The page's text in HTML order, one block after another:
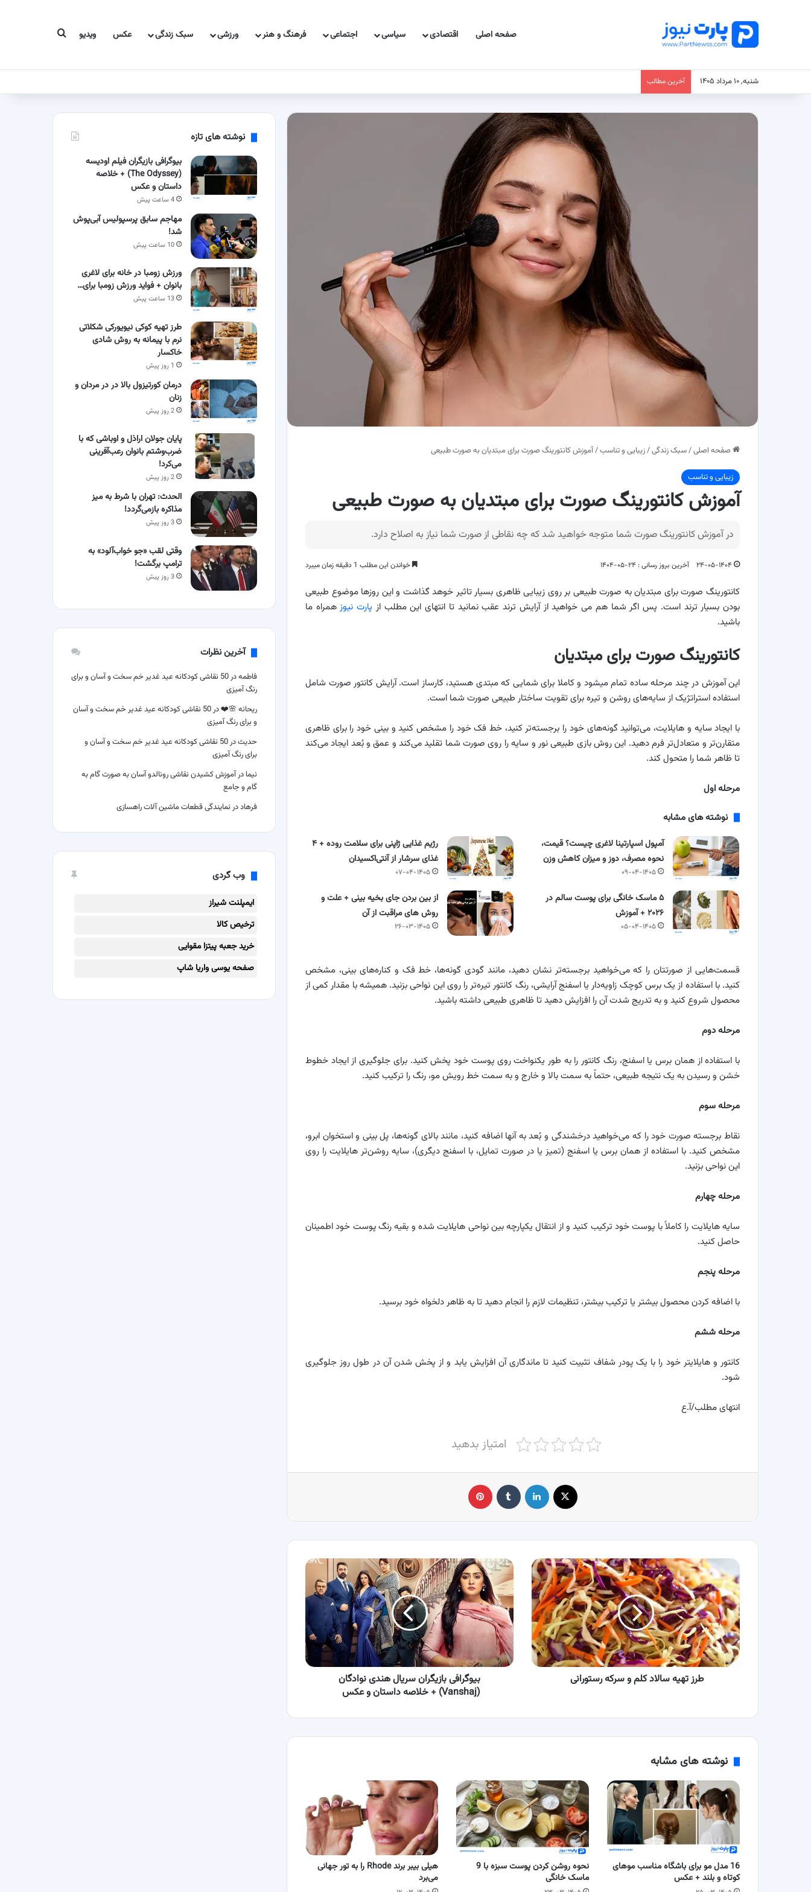
صفحه اصلی اقتصادی سیاسی اجتماعی فرهنگ و هنر ورزشی سبک زندگی عکس ویدیو جستجو برای
شنبه, ۱۰ مرداد ۱۴۰۵ آخرین مطالب
صفحه اصلی/سبک زندگی/زیبایی و تناسب/آموزش کانتورینگ صورت برای مبتدیان به صورت طبیعی
زیبایی و تناسب
آموزش کانتورینگ صورت برای مبتدیان به صورت طبیعی
در آموزش کانتورینگ صورت شما متوجه خواهید شد که چه نقاطی از صورت شما نیاز به اصلاح دارد.
۲۴-۰۵-۱۴۰۴ آخرین بروز رسانی : ۲۴-۰۵-۱۴۰۴ خواندن این مطلب 1 دقیقه زمان میبرد
کانتورینگ صورت برای مبتدیان به صورت طبیعی بر روی زیبایی ظاهری بسیار تاثیر خوهد گذاشت و این روزها موضوع طبیعی
بودن بسیار ترند است. پس اگر شما هم می خواهید از آرایش ترند عقب نمانید تا انتهای این مطلب از پارت نیوزهمراه ما
باشید.
کانتورینگ صورت برای مبتدیان
این آموزش در چند مرحله ساده تمام میشود و کاملا برای شمایی که مبتدی هستید، کارساز است. آرایش کانتور صورت شامل
استفاده استراتژیک از سایه‌های روشن و تیره برای تقویت ساختار طبیعی صورت شما است.
با ایجاد سایه و هایلایت، می‌توانید گونه‌های خود را برجسته‌تر کنید، خط فک خود را مشخص کنید و بینی خود را برای ظاهری
متقارن‌تر و متعادل‌تر فرم دهید. این روش بازی طبیعی نور و سایه را روی صورت شما تقلید می‌کند و عمق و بُعد ایجاد می‌کند
تا ظاهر شما را متحول کند.
مرحله اول
نوشته های مشابه
آمپول اسپارتینا لاغری چیست؟ قیمت،
نحوه مصرف، دوز و میزان کاهش وزن
۰۹-۰۴-۱۴۰۵
رژیم غذایی ژاپنی برای سلامت روده + ۴
غذای سرشار از آنتی‌اکسیدان
۰۷-۰۴-۱۴۰۵
۵ ماسک خانگی برای پوست سالم در
۲۰۲۶ + آموزش
۰۵-۰۴-۱۴۰۵
از بین بردن جای بخیه بینی + علت و
روش های مراقبت از آن
۲۶-۰۳-۱۴۰۵
قسمت‌هایی از صورتتان را که می‌خواهید برجسته‌تر نشان دهید، مانند گودی گونه‌ها، خط فک و کناره‌های بینی، مشخص
کنید. با استفاده از یک برس کوچک زاویه‌دار یا اسفنج آرایشی، رنگ کانتور تیره‌تر را روی این نواحی بزنید. همیشه با مقدار کمی از
محصول شروع کنید و به تدریج شدت آن را افزایش دهید تا ظاهری طبیعی داشته باشید.
مرحله دوم
با استفاده از همان برس یا اسفنج، رنگ کانتور را به طور یکنواخت روی پوست خود پخش کنید. برای جلوگیری از ایجاد خطوط
خشن و رسیدن به یک نتیجه طبیعی، حتماً به سمت بالا و خارج و به سمت خط رویش مو، رنگ را ترکیب کنید.
مرحله سوم
نقاط برجسته صورت خود را که می‌خواهید درخشندگی و بُعد به آنها اضافه کنید، مانند بالای گونه‌ها، پل بینی و استخوان ابرو،
مشخص کنید. با استفاده از همان برس یا اسفنج (تمیز یا در صورت تمایل، با اسفنج دیگری)، سایه روشن‌تر هایلایت را روی
این نواحی بزنید.
مرحله چهارم
سایه هایلایت را کاملاً با پوست خود ترکیب کنید و از انتقال یکپارچه بین نواحی هایلایت شده و بقیه رنگ پوست خود اطمینان
حاصل کنید.
مرحله پنجم
با اضافه کردن محصول بیشتر یا ترکیب بیشتر، تنظیمات لازم را انجام دهید تا به ظاهر دلخواه خود برسید.
مرحله ششم
کانتور و هایلایتر خود را با یک پودر شفاف تثبیت کنید تا ماندگاری آن افزایش یابد و از پخش شدن آن در طول روز جلوگیری
شود.
انتهای مطلب/آ.ع
امتیاز بدهید
لینکدین ‫تامبلر
طرز
تهیه
سالاد
کلم
و
سرکه
رستورانی
طرز تهیه سالاد کلم و سرکه رستورانی
بیوگرافی
بازیگران
سریال
هندی
نوادگان
+
خلاصه
داستان
بیوگرافی بازیگران سریال هندی نوادگان
(Vanshaj) + خلاصه داستان و عکس
نوشته های مشابه
16 مدل مو برای باشگاه مناسب موهای
کوتاه و بلند + عکس
نحوه روشن کردن پوست سبزه با 9
ماسک خانگی
هیلی بیبر برند Rhode را به تور جهانی
می‌برد
نوشته های تازه
بیوگرافی بازیگران فیلم اودیسه
(The Odyssey) + خلاصه
داستان و عکس
4 ساعت پیش
مهاجم سابق پرسپولیس آبی‌پوش
شد!
10 ساعت پیش
ورزش زومبا در خانه برای لاغری
بانوان + فواید ورزش زومبا برای…
13 ساعت پیش
طرز تهیه کوکی نیویورکی شکلاتی
نرم با پیمانه به روش شادی
خاکسار
1 روز پیش
درمان کورتیزول بالا در در مردان و
زنان
2 روز پیش
پایان جولان اراذل و اوباشی که با
ضرب‌وشتم بانوان رعب‌آفرینی
می‌کرد!
2 روز پیش
الحدث: تهران با شرط به میز
مذاکره بازمی‌گردد!
3 روز پیش
وقتی لقب «جو خواب‌آلود» به
ترامپ برگشت!
3 روز پیش
آخرین نظرات
فاطمهدر
50 نقاشی کودکانه عید غدیر خم سخت و آسان و برای
رنگ آمیزی
ریحانه 🌸❤️در
50 نقاشی کودکانه عید غدیر خم سخت و آسان
و برای رنگ آمیزی
حدیثدر
50 نقاشی کودکانه عید غدیر خم سخت و آسان و
برای رنگ آمیزی
نیما درآموزش کشیدن نقاشی رونالدو آسان به صورت گام به
گام و جامع
فرهاددر نمایندگی قطعات ماشین آلات راهسازی
وب گردی
ایمپلنت شیراز
ترخیص کالا
خرید جعبه پیتزا مقوایی
صفحه یوسی واریا شاپ